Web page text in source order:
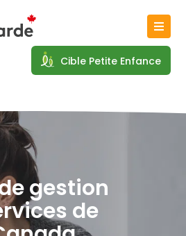
Cible Petite Enfance
gestion
de